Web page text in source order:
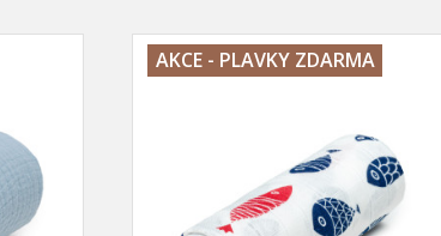
AKCE - PLAVKY ZDARMA